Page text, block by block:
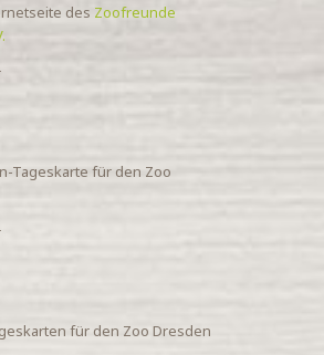
des Zoofreunde
Tageskarte für den Zoo
für den Zoo Dresden